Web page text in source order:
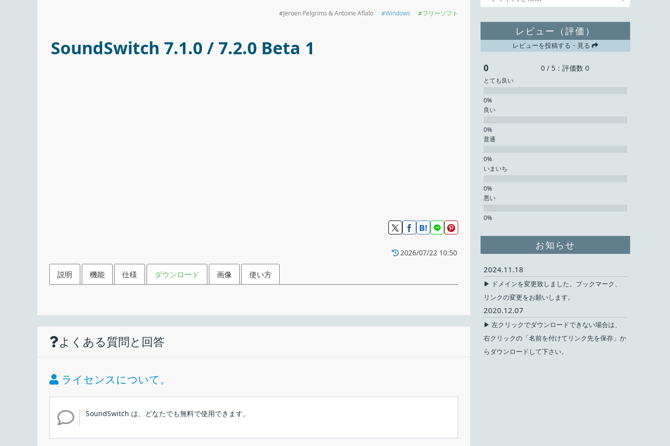
Jeroen Pelgrims & Antoine Aflalo Windows フリーソフト
SoundSwitch 7.1.0 / 7.2.0 Beta 1
2026/07/22 10:50
説明 機能 仕様 ダウンロード 画像 使い方
ホットキーで、再生デバイスまたは録音デバイスをすばやく切り替え
キーボードのショートカットキーで再生デバイス（スピーカーやヘッドフォンなど）と録音デバイスを切り替えることが
再生デバイスをショートカットキーで切り替える
録音デバイスをショートカットキーで切り替える
Windows 起動時に起動
通知の設定（バナー通知や音声通知）
価格：
メーカー：
使用言語： 英語
インストール
よくある質問と回答
ライセンスについて。
SoundSwitch は、どなたでも無料で使用できます。
レビュー（評価）
レビューを投稿する・見る
0 0 / 5：評価数 0
とても良い
良い
普通
いまいち
悪い
お知らせ
2024.11.18
▶ ドメインを変更致しました。ブックマーク、
リンクの変更をお願いします。
2020.12.07
▶ 左クリックでダウンロードできない場合は、
右クリックの「名前を付けてリンク先を保存」か
らダウンロードして下さい。